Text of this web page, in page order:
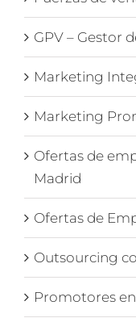
GPV – Gestor
Marketing
Marketing
Ofertas de
Madrid
Ofertas de
Outsourcing
Promotores